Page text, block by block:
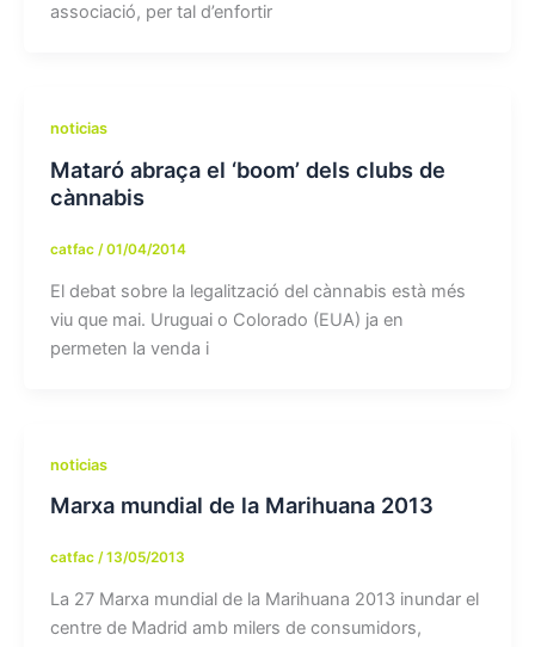
associació, per tal d’enfortir
noticias
Mataró abraça el ‘boom’ dels clubs de
cànnabis
catfac /01/04/2014
El debat sobre la legalització del cànnabis està més
viu que mai. Uruguai o Colorado (EUA) ja en
permeten la venda i
noticias
Marxa mundial de la Marihuana 2013
catfac /13/05/2013
La 27 Marxa mundial de la Marihuana 2013 inundar el
centre de Madrid amb milers de consumidors,